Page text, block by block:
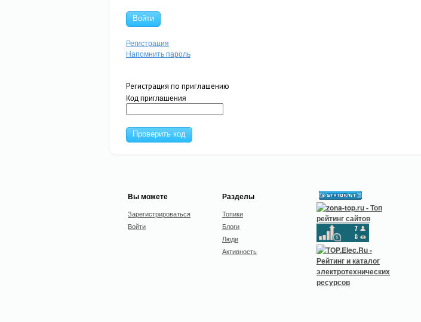
Войти
Регистрация
Напомнить пароль
Регистрация по приглашению
Код приглашения
Проверить код
Вы можете
Зарегистрироваться
Войти
Разделы
Топики
Блоги
Люди
Активность